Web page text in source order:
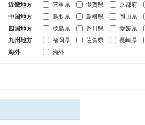
近畿地方
三重県 滋賀県 京都府
中国地方
鳥取県 島根県 岡山県
四国地方
徳島県 香川県 愛媛県
九州地方
福岡県 佐賀県 長崎県
海外
海外